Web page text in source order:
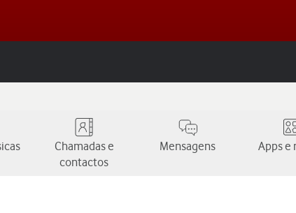
Chamadas e
contactos
Mensagens Apps e